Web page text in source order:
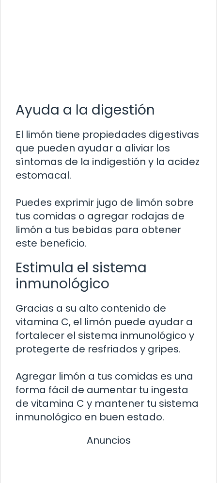
Ayuda a la digestión
El limón tiene propiedades digestivas
que pueden ayudar a aliviar los
síntomas de la indigestión y la acidez
estomacal.
Puedes exprimir jugo de limón sobre
tus comidas o agregar rodajas de
limón a tus bebidas para obtener
este beneficio.
Estimula el sistema
inmunológico
Gracias a su alto contenido de
vitamina C, el limón puede ayudar a
fortalecer el sistema inmunológico y
protegerte de resfriados y gripes.
Agregar limón a tus comidas es una
forma fácil de aumentar tu ingesta
de vitamina C y mantener tu sistema
inmunológico en buen estado.
Anuncios